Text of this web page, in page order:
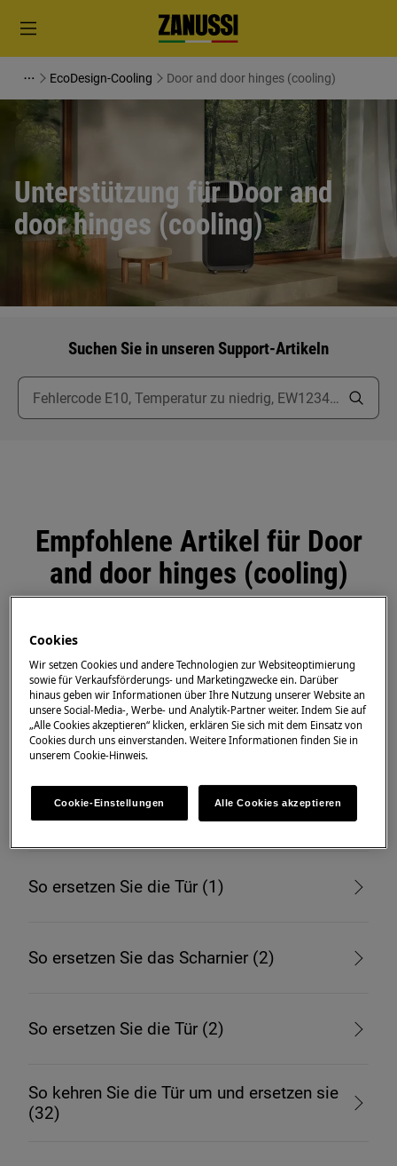
EcoDesign-Cooling Door and door hinges (cooling)
Unterstützung für Door and
door hinges (cooling)
Suchen Sie in unseren Support-Artikeln
Empfohlene Artikel für Door
and door hinges (cooling)
So ersetzen Sie das Scharnier (64)
Demontage, Montage und Umkehrung von
Türen und Scharnieren (1)
So ersetzen Sie die Tür (H)
So ersetzen Sie die Tür (1)
So ersetzen Sie das Scharnier (2)
So ersetzen Sie die Tür (2)
So kehren Sie die Tür um und ersetzen sie
(32)
Cookies
Wir setzen Cookies und andere Technologien zur Websiteoptimierung
sowie für Verkaufsförderungs- und Marketingzwecke ein. Darüber
hinaus geben wir Informationen über Ihre Nutzung unserer Website an
unsere Social-Media-, Werbe- und Analytik-Partner weiter. Indem Sie auf
„Alle Cookies akzeptieren“ klicken, erklären Sie sich mit dem Einsatz von
Cookies durch uns einverstanden. Weitere Informationen finden Sie in
unserem Cookie-Hinweis.
Cookie-Einstellungen Alle Cookies akzeptieren